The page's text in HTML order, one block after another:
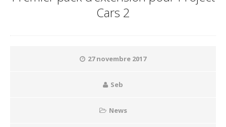
Cars 2
27 novembre 2017
Seb
News